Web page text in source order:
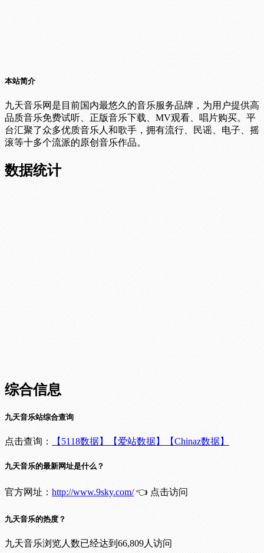
本站简介
九天音乐网是目前国内最悠久的音乐服务品牌，为用户提供高
品质音乐免费试听、正版音乐下载、MV观看、唱片购买。平
台汇聚了众多优质音乐人和歌手，拥有流行、民谣、电子、摇
滚等十多个流派的原创音乐作品。
数据统计
综合信息
九天音乐站综合查询
点击查询： 【5118数据】 【爱站数据】 【Chinaz数据】
九天音乐的最新网址是什么？
官方网址： http://www.9sky.com/👈 点击访问
九天音乐的热度？
九天音乐浏览人数已经达到66,809人访问